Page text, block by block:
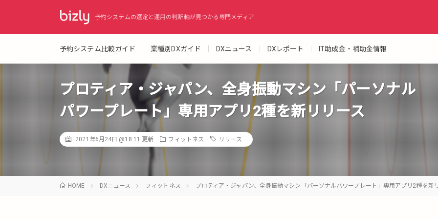
予約システムの選定と運用の判断軸が見つかる専門メディア
予約システム比較ガイド 業種別DXガイド DXニュース DXレポート IT助成金・補助金情報
プロティア・ジャパン、全身振動マシン「パーソナル
パワープレート」専用アプリ2種を新リリース
2021年6月24日 @18:11 更新 フィットネス リリース
HOME DXニュース フィットネス プロティア・ジャパン、全身振動マシン「パーソナルパワープレート」専用アプリ2種を新